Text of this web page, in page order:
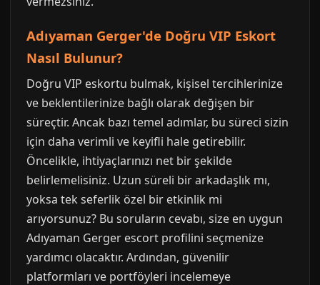
Adıyaman Gerger'de Doğru VIP Eskort
Nasıl Bulunur?
Doğru VIP eskortu bulmak, kişisel tercihlerinize
ve beklentilerinize bağlı olarak değişen bir
süreçtir. Ancak bazı temel adımlar, bu süreci sizin
için daha verimli ve keyifli hale getirebilir.
Öncelikle, ihtiyaçlarınızı net bir şekilde
belirlemelisiniz. Uzun süreli bir arkadaşlık mı,
yoksa tek seferlik özel bir etkinlik mi
arıyorsunuz? Bu soruların cevabı, size en uygun
Adıyaman Gerger escort profilini seçmenize
yardımcı olacaktır. Ardından, güvenilir
platformları ve portföyleri incelemeye